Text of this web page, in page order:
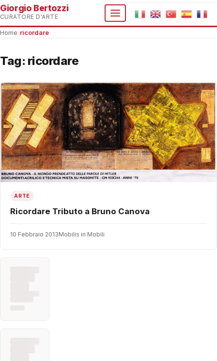
Giorgio Bertozzi
CURATORE D'ARTE
Home ricordare
Tag: ricordare
ARTE
Ricordare Tributo a Bruno Canova
10 Febbraio 2013Mobilis in Mobili